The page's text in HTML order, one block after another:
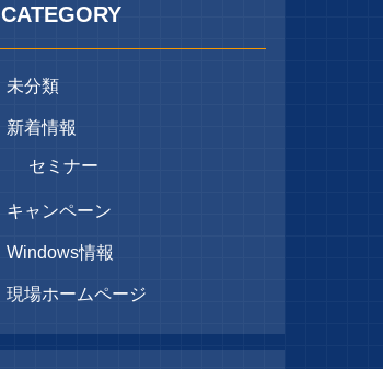
CATEGORY
未分類
新着情報
セミナー
キャンペーン
Windows情報
現場ホームページ